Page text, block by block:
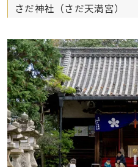
さだ神社（さだ天満宮）